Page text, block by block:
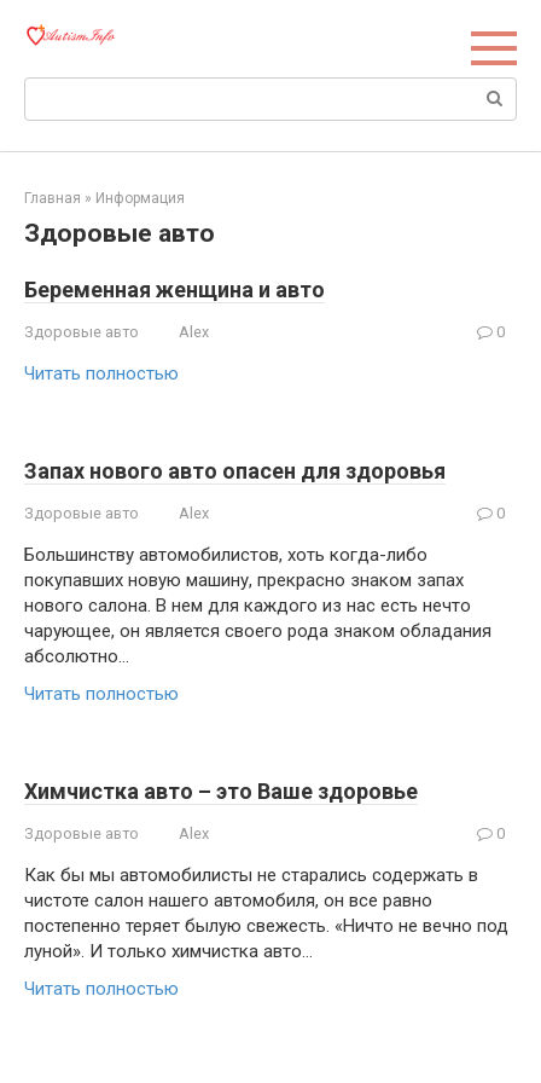
Поиск:
Главная » Информация
Здоровые авто
Беременная женщина и авто
Здоровые авто Alex 0
Читать полностью
Запах нового авто опасен для здоровья
Здоровые авто Alex 0
Большинству автомобилистов, хоть когда-либо
покупавших новую машину, прекрасно знаком запах
нового салона. В нем для каждого из нас есть нечто
чарующее, он является своего рода знаком обладания
абсолютно…
Читать полностью
Химчистка авто – это Ваше здоровье
Здоровые авто Alex 0
Как бы мы автомобилисты не старались содержать в
чистоте салон нашего автомобиля, он все равно
постепенно теряет былую свежесть. «Ничто не вечно под
луной». И только химчистка авто…
Читать полностью